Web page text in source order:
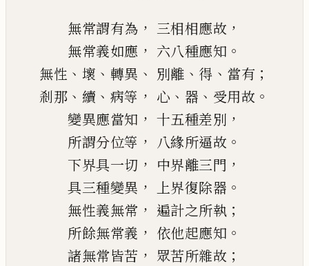
無常謂有為 ， 三相相應故 ，
無常義如應 ， 六八種應知 。
無性 、 壞 、 轉異 、 別離 、 得 、 當有 ；
剎那 、 續 、 病等 ， 心 、 器 、 受用故 。
變異應當知 ， 十五種差別 ，
所謂分位等 ， 八緣所逼故 。
下界具一切 ， 中界離三門 ，
具三種變異 ， 上界復除器 。
無性義無常 ， 遍計之所執 ；
所餘無常義 ， 依他起應知 。
諸無常皆苦 ， 眾苦所雜故 ；